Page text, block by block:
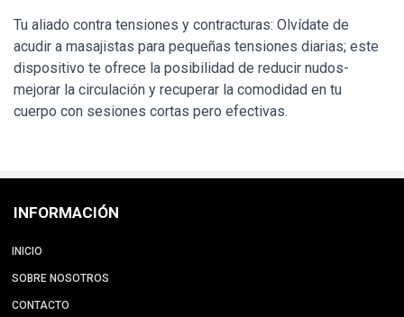
Tu aliado contra tensiones y contracturas: Olvídate de
acudir a masajistas para pequeñas tensiones diarias; este
dispositivo te ofrece la posibilidad de reducir nudos-
mejorar la circulación y recuperar la comodidad en tu
cuerpo con sesiones cortas pero efectivas.
INFORMACIÓN
INICIO
SOBRE NOSOTROS
CONTACTO